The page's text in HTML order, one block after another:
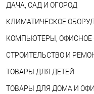
ДАЧА, САД И ОГОРОД
КЛИМАТИЧЕСКОЕ
КОМПЬЮТЕРЫ, ОФИСНОЕ
СТРОИТЕЛЬСТВО И
ТОВАРЫ ДЛЯ ДЕТЕЙ
ТОВАРЫ ДЛЯ ДОМА И